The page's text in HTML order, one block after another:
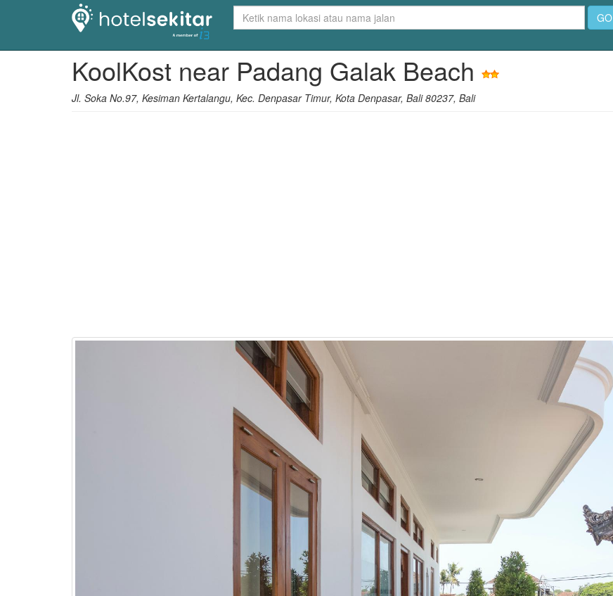
GO
KoolKost near Padang Galak Beach
Jl. Soka No.97, Kesiman Kertalangu, Kec. Denpasar Timur, Kota Denpasar, Bali 80237, Bali